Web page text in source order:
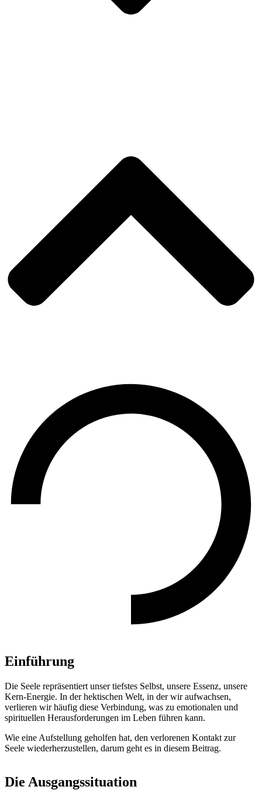
Einführung
Die Seele repräsentiert unser tiefstes Selbst, unsere Essenz, unsere
Kern-Energie. In der hektischen Welt, in der wir aufwachsen,
verlieren wir häufig diese Verbindung, was zu emotionalen und
spirituellen Herausforderungen im Leben führen kann.
Wie eine Aufstellung geholfen hat, den verlorenen Kontakt zur
Seele wiederherzustellen, darum geht es in diesem Beitrag.
Die Ausgangssituation